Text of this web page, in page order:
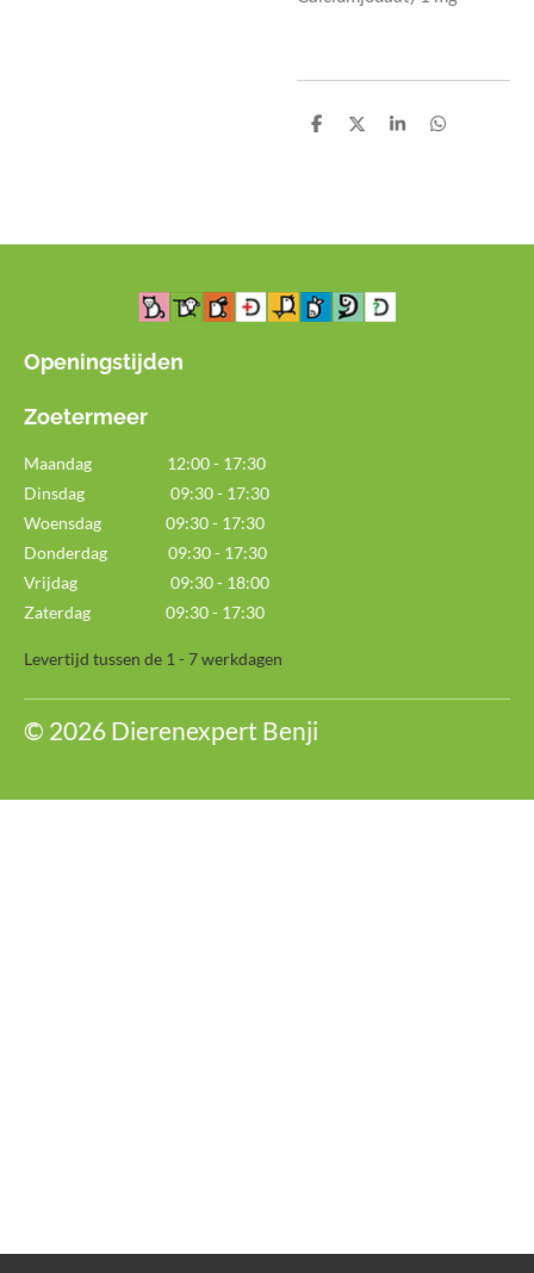
D
D
S
D
Openingstijden
Zoetermeer
Maandag 12:00 - 17:30
Dinsdag 09:30 - 17:30
Woensdag 09:30 - 17:30
Donderdag 09:30 - 17:30
Vrijdag 09:30 - 18:00
Zaterdag 09:30 - 17:30
Levertijd tussen de 1 - 7 werkdagen
© 2026 Dierenexpert Benji